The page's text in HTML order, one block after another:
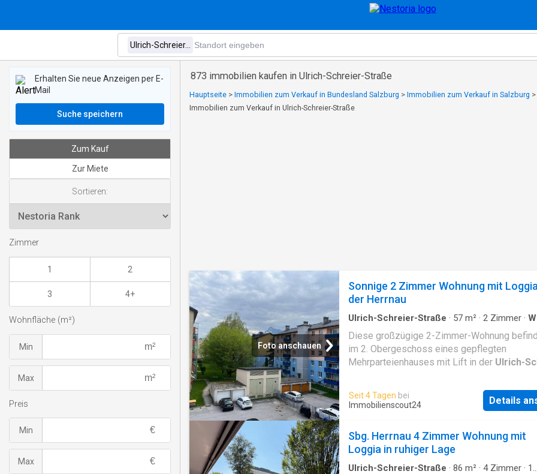
873 immobilien kaufen in Ulrich-Schreier-Straße
Hauptseite > Immobilien zum Verkauf in Bundesland Salzburg > Immobilien zum Verkauf in Salzburg >
Immobilien zum Verkauf in Ulrich-Schreier-Straße
Foto anschauen
Sonnige 2 Zimmer Wohnung mit
der Herrnau
Ulrich-Schreier-Straße · 57 m² · 2 Zimmer ·
Diese großzügige 2-Zimmer-Wohnung
im 2. Obergeschoss eines gepflegten
Mehrparteienhauses mit Lift in der Ulrich-
Dank der ausgezeichneten Lage im Süden
Salzburgs profitieren Sie von einer optimalen
Infrastruktur: Zahlreiche
befinden sich in unmittelbarer Nähe und
eine rasche Anbindung an die Salzburger
Ein besonderes Highlight der Wohnung ist die
Seit 4 Tagen bei
Immobilienscout24
Details
Sbg. Herrnau 4 Zimmer Wohnung mit
Loggia in ruhiger Lage
Ulrich-Schreier-Straße · 86 m² · 4Zimmer · 1
Erhalten Sie neue Anzeigen per E-
Mail
Suche speichern
Zum Kauf
Zur Miete
Sortieren:
Zimmer
1 2
3 4+
Wohnfläche (m²)
Min
Max
Preis
Min
Max